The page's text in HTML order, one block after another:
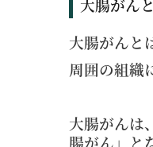
大腸がん
大腸がんと
周囲の組織
大腸がんは
腸がん」と